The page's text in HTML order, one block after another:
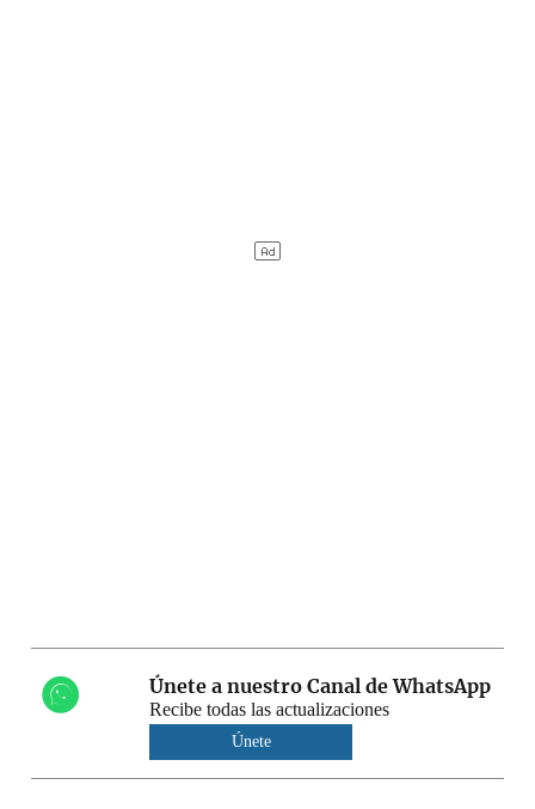
Únete a nuestro Canal de WhatsApp
Recibe todas las actualizaciones
Únete